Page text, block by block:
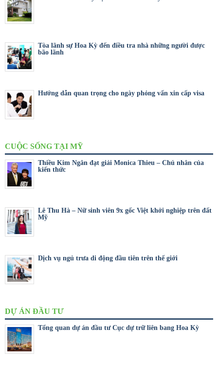
Tòa lãnh sự Hoa Kỳ đến điều tra nhà những người được
bão lãnh
Hướng dẫn quan trọng cho ngày phỏng vấn xin cấp visa
CUỘC SỐNG TẠI MỸ
Thiều Kim Ngân đạt giải Monica Thieu – Chủ nhân của
kiến thức
Lê Thu Hà – Nữ sinh viên 9x gốc Việt khởi nghiệp trên đất
Mỹ
Dịch vụ ngủ trưa di động đầu tiên trên thế giới
DỰ ÁN ĐẦU TƯ
Tổng quan dự án đầu tư Cục dự trữ liên bang Hoa Kỳ